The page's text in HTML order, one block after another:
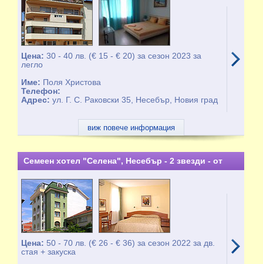
Цена:30 - 40 лв. (€ 15 - € 20) за сезон 2023 за
легло
Име: Поля Христова
Телефон:
Адрес:ул. Г. С. Раковски 35, Несебър, Новия град
виж повече информация
Семеен хотел "Селена", Несебър - 2 звезди - от
01.05 до 15.10
Цена: 50 - 70 лв. (€ 26 - € 36) за сезон 2022 за дв.
стая + закуска